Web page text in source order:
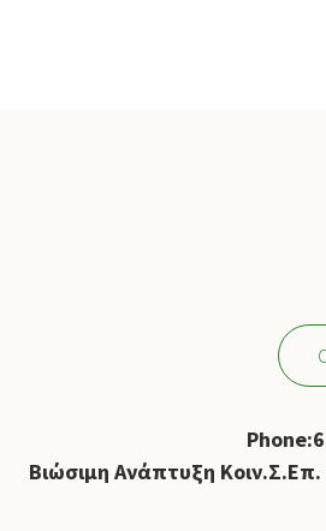
Phone:
Βιώσιμη Ανάπτυξη Κοιν.Σ.Επ.